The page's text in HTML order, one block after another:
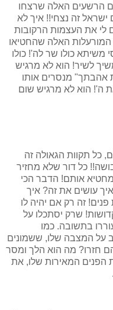
הרשעים האלה שרצחו
ישראל זה נצחי!! איך לא
לי את העצמות הרקובות
האלה שהחטיאו
משיתא כולו שר לה'! כולו
לשיר! הוא לא מרגיש
אהבתך" מנסרים אותו
ה'! הוא לא מרגיש שום
כל תקוות הגאולה זה
כל דור שלא מחזיר
אותם! הדבר הכי
עושים את זה? איך
זה רק אם יהיה לו
שרק יסתכלו על
בתשובה. כמו
על המצבה שלו, ששמונים
חזרו? מה הוא הלך ומסר
הפנים המאירות שלו, את